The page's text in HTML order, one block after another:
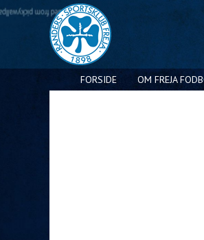
FORSIDE OM FREJA